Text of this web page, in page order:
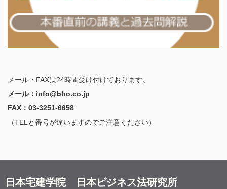
メール・FAXは24時間受け付けております。
メール：info@bho.co.jp
FAX：03-3251-6658
（TELと番号が違いますのでご注意ください）
日本宅建学院 日本ビジネス法研究所